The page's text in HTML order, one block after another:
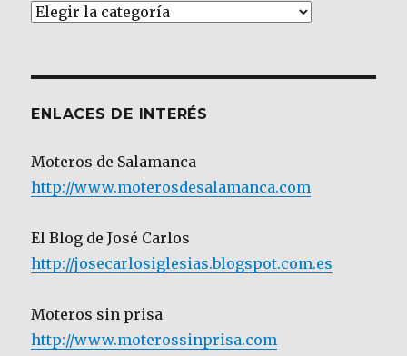
Artículos
ENLACES DE INTERÉS
Moteros de Salamanca
http://www.moterosdesalamanca.com
El Blog de José Carlos
http://josecarlosiglesias.blogspot.com.es
Moteros sin prisa
http://www.moterossinprisa.com